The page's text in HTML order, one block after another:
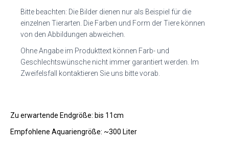
Bitte beachten: Die Bilder dienen nur als Beispiel für die
einzelnen Tierarten. Die Farben und Form der Tiere können
von den Abbildungen abweichen.
Ohne Angabe im Produkttext können Farb- und
Geschlechtswünsche nicht immer garantiert werden. Im
Zweifelsfall kontaktieren Sie uns bitte vorab.
Zu erwartende Endgröße: bis 11cm
Empfohlene Aquariengröße: ~300 Liter